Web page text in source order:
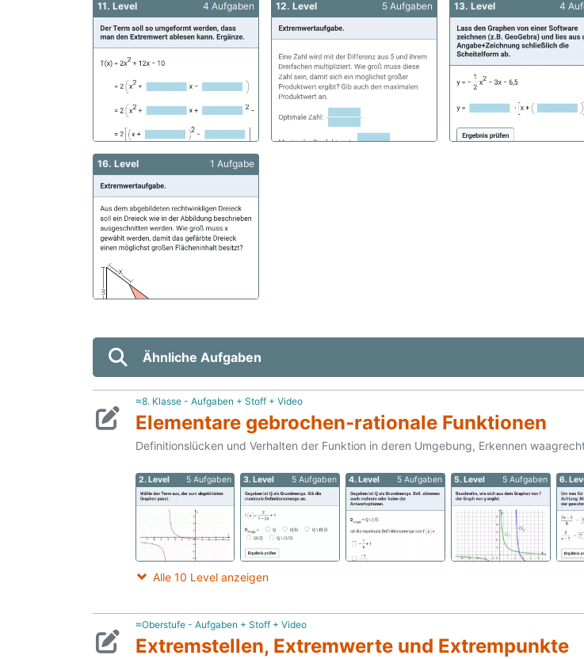
11. Level 4 Aufgaben 12. Level 5 Aufgaben 13. Level 4
16. Level 1 Aufgabe
Ähnliche Aufgaben
≈8. Klasse - Aufgaben + Stoff + Video
Elementare gebrochen-rationale Funktionen
Definitionslücken und Verhalten der Funktion in deren Umgebung, Erkennen
2. Level 5 Aufgaben 3. Level 5 Aufgaben 4. Level 5 Aufgaben 5. Level 5 Aufgaben 6.
Alle 10 Level anzeigen
≈Oberstufe - Aufgaben + Stoff + Video
Extremstellen, Extremwerte und Extrempunkte